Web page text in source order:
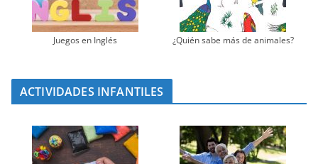
Juegos en Inglés ¿Quién sabe más de animales?
ACTIVIDADES INFANTILES